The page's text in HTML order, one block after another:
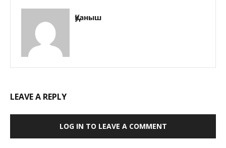
Қуаныш
LEAVE A REPLY
LOG IN TO LEAVE A COMMENT